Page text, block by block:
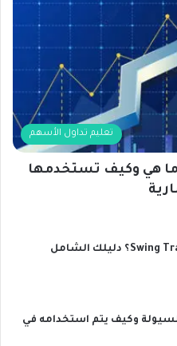
تعليم تداول الأسهم
ما هي وكيف تستخدمها
ما هو الـ Swing Trading؟ دليلك الشامل
وكيف يتم استخدامه في